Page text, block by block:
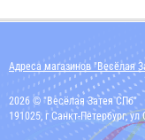
Адреса магазинов "Весёлая
2026 © "Весёлая Затея СПб"
191025, г Санкт-Петербург,